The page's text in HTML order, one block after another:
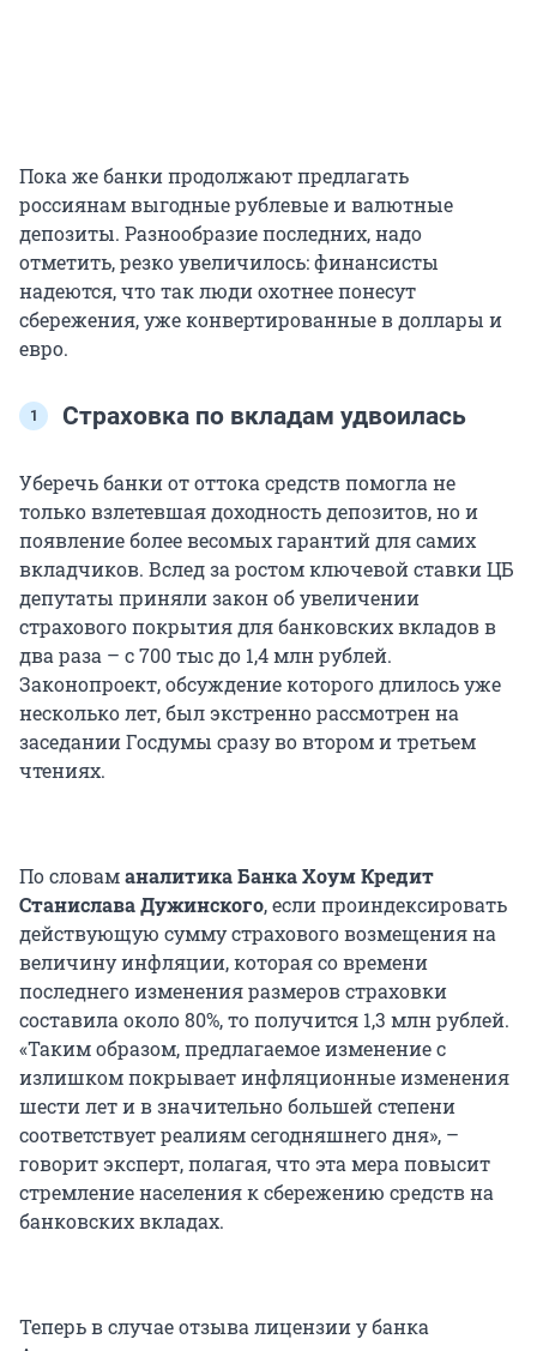
Пока же банки продолжают предлагать
россиянам выгодные рублевые и валютные
депозиты. Разнообразие последних, надо
отметить, резко увеличилось: финансисты
надеются, что так люди охотнее понесут
сбережения, уже конвертированные в доллары и
евро.
Страховка по вкладам удвоилась
Уберечь банки от оттока средств помогла не
только взлетевшая доходность депозитов, но и
появление более весомых гарантий для самих
вкладчиков. Вслед за ростом ключевой ставки ЦБ
депутаты приняли закон об увеличении
страхового покрытия для банковских вкладов в
два раза – с 700 тыс до 1,4 млн рублей.
Законопроект, обсуждение которого длилось уже
несколько лет, был экстренно рассмотрен на
заседании Госдумы сразу во втором и третьем
чтениях.
По словаманалитика Банка Хоум Кредит
Станислава Дужинского, если проиндексировать
действующую сумму страхового возмещения на
величину инфляции, которая со времени
последнего изменения размеров страховки
составила около 80%, то получится 1,3 млн рублей.
«Таким образом, предлагаемое изменение с
излишком покрывает инфляционные изменения
шести лет и в значительно большей степени
соответствует реалиям сегодняшнего дня», –
говорит эксперт, полагая, что эта мера повысит
стремление населения к сбережению средств на
банковских вкладах.
Теперь в случае отзыва лицензии у банка